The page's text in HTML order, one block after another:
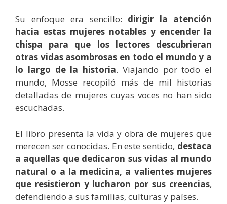
Su enfoque era sencillo: dirigir la atención
hacia estas mujeres notables y encender la
chispa para que los lectores descubrieran
otras vidas asombrosas en todo el mundo y a
lo largo de la historia. Viajando por todo el
mundo, Mosse recopiló más de mil historias
detalladas de mujeres cuyas voces no han sido
escuchadas.
El libro presenta la vida y obra de mujeres que
merecen ser conocidas. En este sentido, destaca
a aquellas que dedicaron sus vidas al mundo
natural o a la medicina, a valientes mujeres
que resistieron y lucharon por sus creencias,
defendiendo a sus familias, culturas y países.